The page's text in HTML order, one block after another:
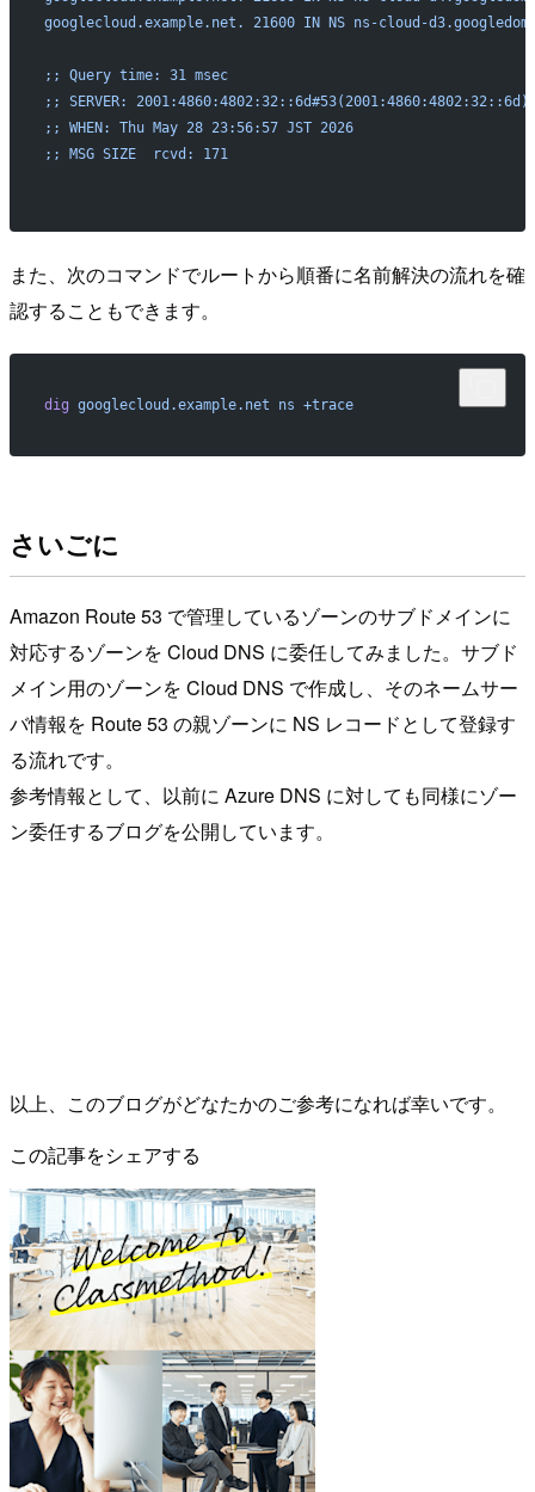
googlecloud.example.net. 21600 IN NS ns-cloud-
;; Query time: 31 msec
;; SERVER: 2001:4860:4802:32::6d#53(2001:4860:4802:32::6d)
;; WHEN: Thu May 28 23:56:57 JST 2026
;; MSG SIZE  rcvd: 171
また、次のコマンドでルートから順番に名前解決の流れを確
認することもできます。
dig googlecloud.example.net ns +trace
さいごに
Amazon Route 53 で管理しているゾーンのサブドメインに
対応するゾーンを Cloud DNS に委任してみました。サブド
メイン用のゾーンを Cloud DNS で作成し、そのネームサー
バ情報を Route 53 の親ゾーンに NS レコードとして登録す
る流れです。
参考情報として、以前に Azure DNS に対しても同様にゾー
ン委任するブログを公開しています。
以上、このブログがどなたかのご参考になれば幸いです。
この記事をシェアする